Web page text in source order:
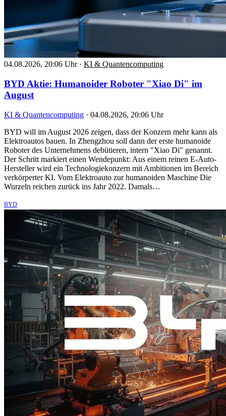
04.08.2026, 20:06 Uhr · KI & Quantencomputing
BYD Aktie: Humanoider Roboter "Xiao Di" im
August
KI & Quantencomputing · 04.08.2026, 20:06 Uhr
BYD will im August 2026 zeigen, dass der Konzern mehr kann als
Elektroautos bauen. In Zhengzhou soll dann der erste humanoide
Roboter des Unternehmens debütieren, intern "Xiao Di" genannt.
Der Schritt markiert einen Wendepunkt: Aus einem reinen E-Auto-
Hersteller wird ein Technologiekonzern mit Ambitionen im Bereich
verkörperter KI. Vom Elektroauto zur humanoiden Maschine Die
Wurzeln reichen zurück ins Jahr 2022. Damals…
BYD